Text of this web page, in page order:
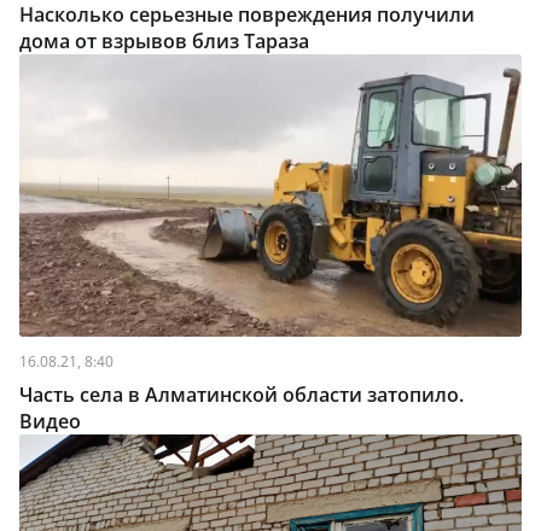
Насколько серьезные повреждения получили
дома от взрывов близ Тараза
16.08.21, 8:40
Часть села в Алматинской области затопило.
Видео